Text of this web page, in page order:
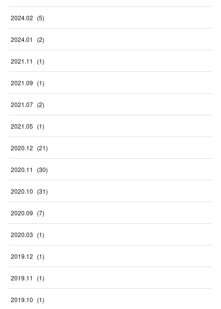
2024.02 (5)
2024.01 (2)
2021.11 (1)
2021.09 (1)
2021.07 (2)
2021.05 (1)
2020.12 (21)
2020.11 (30)
2020.10 (31)
2020.09 (7)
2020.03 (1)
2019.12 (1)
2019.11 (1)
2019.10 (1)